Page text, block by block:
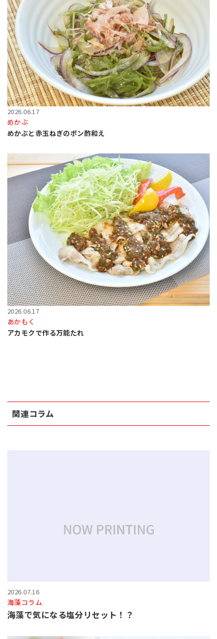
2026.06.17
めかぶ
めかぶと赤玉ねぎのポン酢和え
2026.06.17
あかもく
アカモクで作る万能たれ
関連コラム
2026.07.16
海藻コラム
海藻で気になる塩分リセット！？